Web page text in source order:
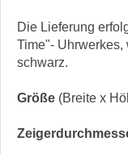
Die Lieferung
Time"-
schwarz.
Größe (Breite x